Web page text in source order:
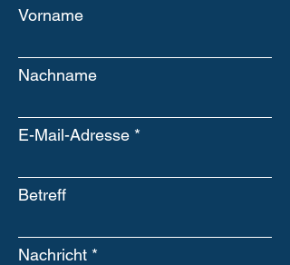
Vorname
Nachname
E-Mail-Adresse
Betreff
Nachricht